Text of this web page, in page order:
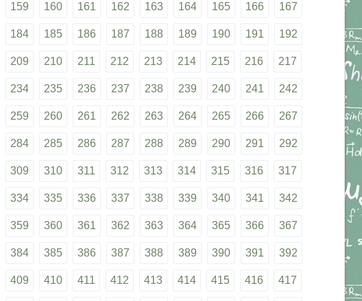
159 160 161 162 163 164 165 166 167
184 185 186 187 188 189 190 191 192
209 210 211 212 213 214 215 216 217
234 235 236 237 238 239 240 241 242
259 260 261 262 263 264 265 266 267
284 285 286 287 288 289 290 291 292
309 310 311 312 313 314 315 316 317
334 335 336 337 338 339 340 341 342
359 360 361 362 363 364 365 366 367
384 385 386 387 388 389 390 391 392
409 410 411 412 413 414 415 416 417